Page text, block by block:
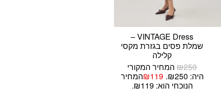
VINTAGE Dress –
שמלת פסים בגזרת מקסי
קלילה
₪250
המחיר המקורי
היה: ₪250.
₪119
המחיר
הנוכחי הוא: ₪119.